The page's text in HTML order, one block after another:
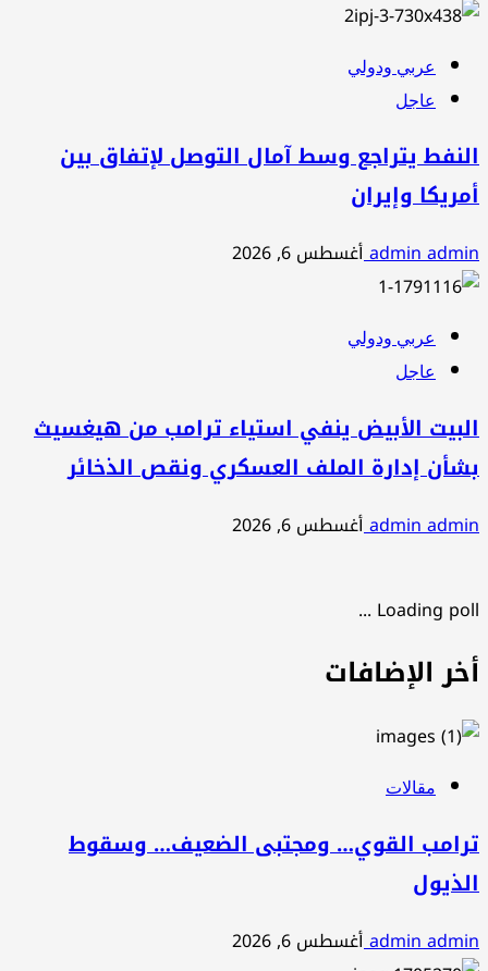
عربي ودولي
عاجل
النفط يتراجع وسط آمال التوصل لإتفاق بين
أمريكا وإيران
admin adminأغسطس 6, 2026
عربي ودولي
عاجل
البيت الأبيض ينفي استياء ترامب من هيغسيث
بشأن إدارة الملف العسكري ونقص الذخائر
admin adminأغسطس 6, 2026
Loading poll ...
أخر الإضافات
مقالات
ترامب القوي… ومجتبى الضعيف… وسقوط
الذيول
admin adminأغسطس 6, 2026